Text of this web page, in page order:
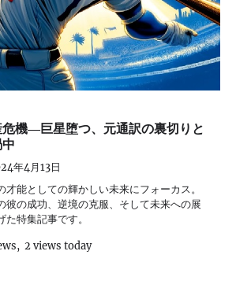
機―巨星堕つ、元通訳の裏切りと
年4月13日
才能としての輝かしい未来にフォーカス。
彼の成功、逆境の克服、そして未来への展
特集記事です。
2 views today